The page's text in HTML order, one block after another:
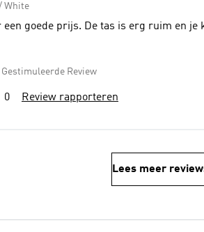
White
een goede prijs. De tas is erg ruim en
Gestimuleerde Review
0 Review rapporteren
Lees meer